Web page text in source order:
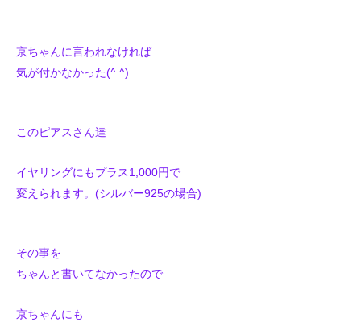
京ちゃんに言われなければ
気が付かなかった(^ ^)
このピアスさん達
イヤリングにもプラス1,000円で
変えられます。(シルバー925の場合)
その事を
ちゃんと書いてなかったので
京ちゃんにも